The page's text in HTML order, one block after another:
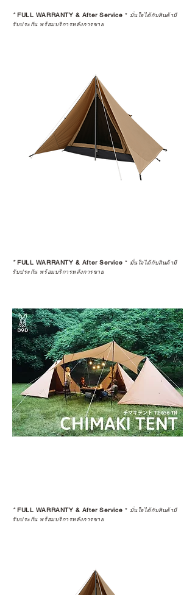
*FULL WARRANTY & After Service * มั่นใจได้กับสินค้ามี
รับประกัน พร้อมบริการหลังการขาย
*FULL WARRANTY & After Service * มั่นใจได้กับสินค้ามี
รับประกัน พร้อมบริการหลังการขาย
*FULL WARRANTY & After Service * มั่นใจได้กับสินค้ามี
รับประกัน พร้อมบริการหลังการขาย